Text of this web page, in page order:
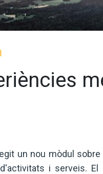
un nou mòdul
i serveis. El